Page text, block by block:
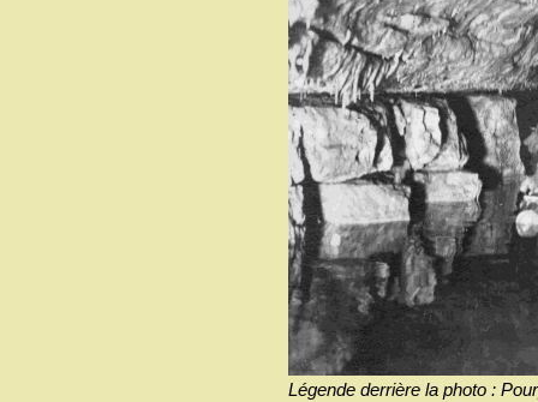
Légende derrière la photo :